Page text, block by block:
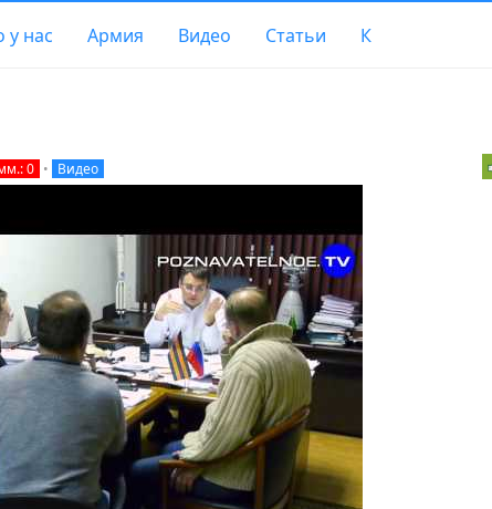
у нас Армия Видео Статьи К
0 • Видео